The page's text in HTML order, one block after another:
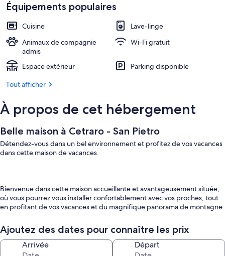
Plage
Équipements populaires
Cuisine
Lave-linge
Animaux de compagnie
admis
Wi-Fi gratuit
Espace extérieur
Parking disponible
Tout afficher
À propos de cet hébergement
Belle maison à Cetraro - San Pietro
Détendez-vous dans un bel environnement et profitez de vos vacances
dans cette maison de vacances.
Bienvenue dans cette maison accueillante et avantageusement située,
où vous pourrez vous installer confortablement avec vos proches, tout
en profitant de vos vacances et du magnifique panorama de montagne
permet de vous sentir tout de suite à l'aise, que ce soit lors d'un repas
en commun ou d'un après-midi de jeux, ou encore lorsque vous vous
détendez sur le canapé en repensant aux expériences de la journée et
en écoutant les flammes crépiter dans la cheminée.
Ajoutez des dates pour connaître les prix
Arrivée Départ